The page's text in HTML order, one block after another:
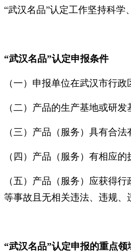
“武汉名品”认定工作坚持科学
“武汉名品”认定申报条件
（一）申报单位在武汉市行
（二）产品的生产基地或研
（三）产品（服务）具有合
（四）产品（服务）有相应
（五）产品（服务）应获得
等事故且无相关违法、违规、
“武汉名品”认定申报的重点领